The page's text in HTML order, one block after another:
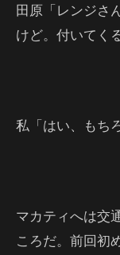
田原「レンジさ
けど。付いてく
私「はい、もち
マカティへは交
ころだ。前回初